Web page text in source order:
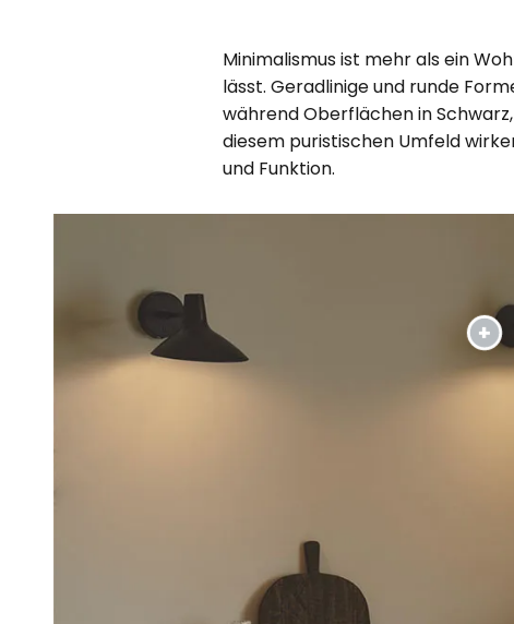
Minimalismus ist mehr als ein
lässt. Geradlinige und runde
während Oberflächen in
diesem puristischen Umfeld
und Funktion.